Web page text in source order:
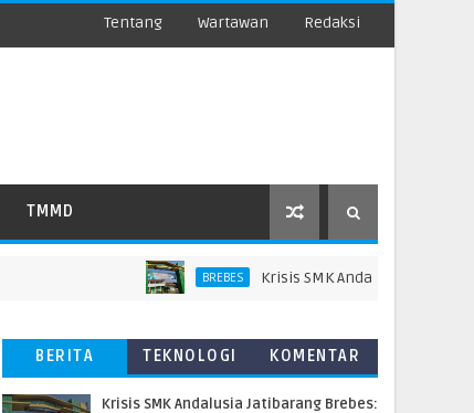
Tentang Wartawan Redaksi
TMMD
BREBES Krisis SMK Andalusia Jatibarang
BERITA
TERBARU
TEKNOLOGI
KOMENTAR
Krisis SMK Andalusia Jatibarang Brebes: